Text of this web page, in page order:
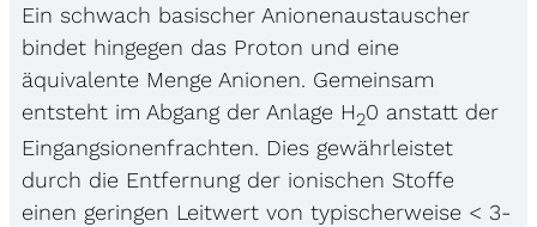
Ein schwach basischer Anionenaustauscher
bindet hingegen das Proton und eine
äquivalente Menge Anionen. Gemeinsam
entsteht im Abgang der Anlage H20 anstatt der
Eingangsionenfrachten. Dies gewährleistet
durch die Entfernung der ionischen Stoffe
einen geringen Leitwert von typischerweise < 3-